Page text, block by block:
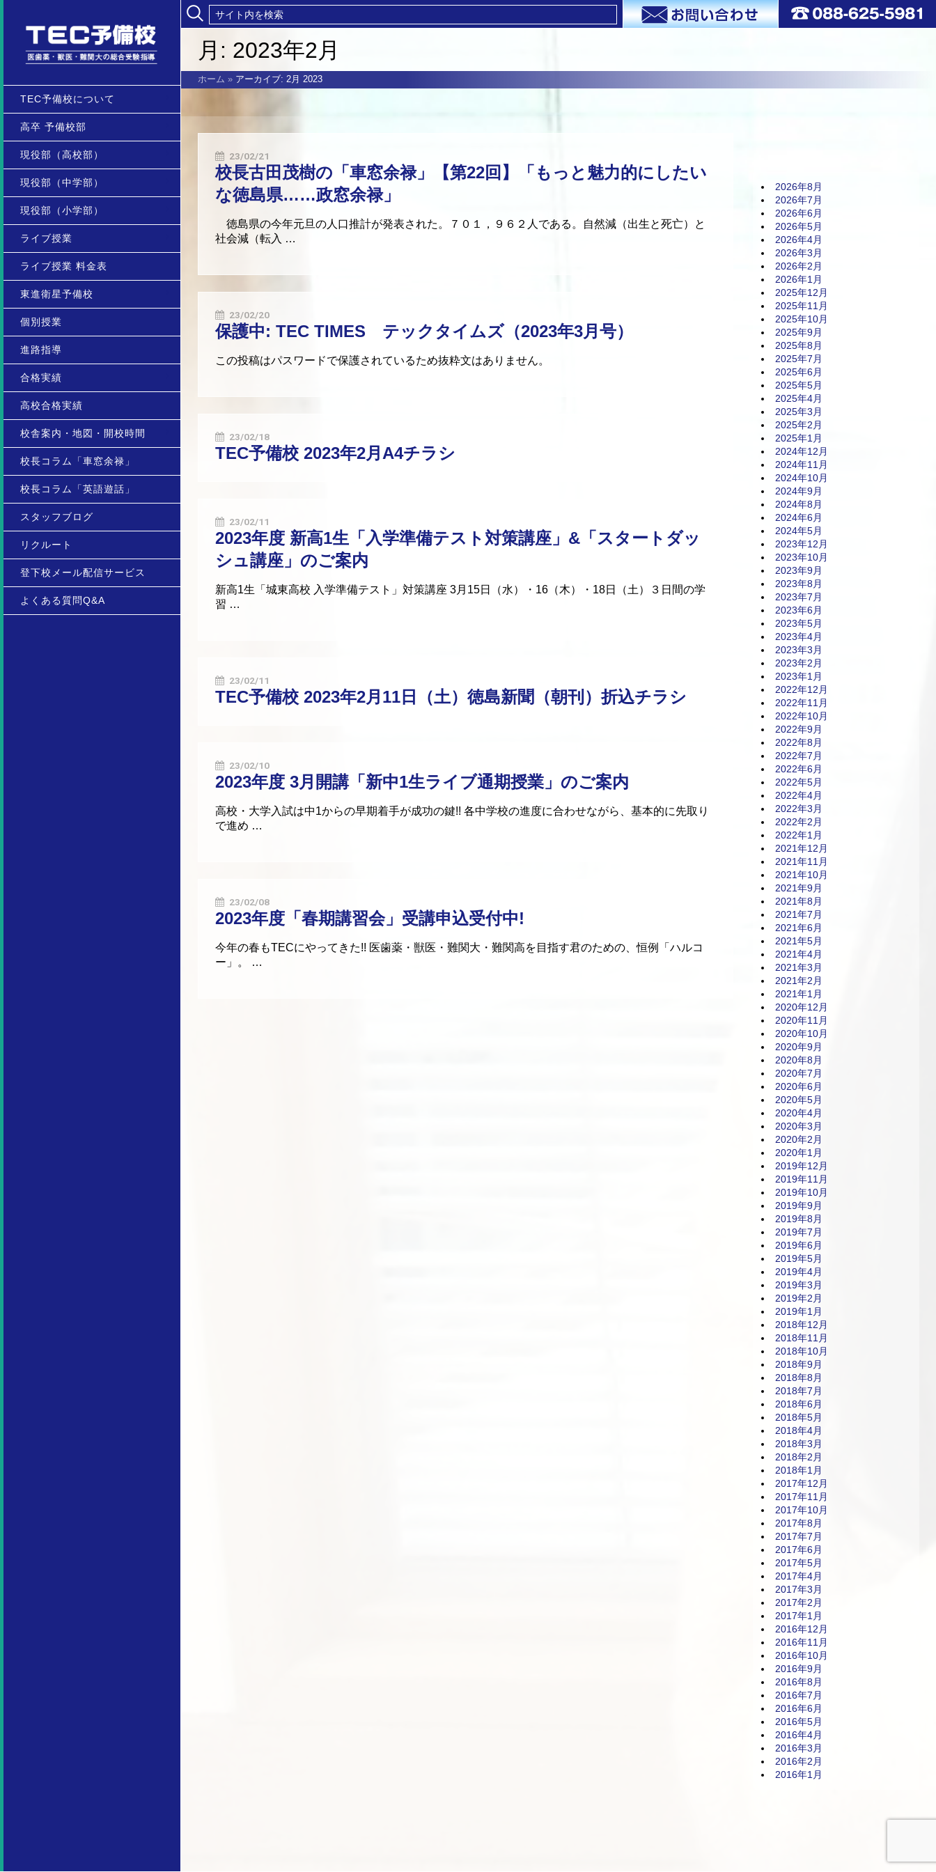
TEC予備校について
高卒 予備校部
現役部（高校部）
現役部（中学部）
現役部（小学部）
ライブ授業
ライブ授業 料金表
東進衛星予備校
個別授業
進路指導
合格実績
高校合格実績
校舎案内・地図・開校時間
校長コラム「車窓余禄」
校長コラム「英語遊話」
スタッフブログ
リクルート
登下校メール配信サービス
よくある質問Q&A
月: 2023年2月
ホーム » アーカイブ: 2月 2023
23/02/21
校長古田茂樹の「車窓余禄」【第22回】「もっと魅力的にしたい
な徳島県……政窓余禄」
徳島県の今年元旦の人口推計が発表された。７０１，９６２人である。自然減（出生と死亡）と
社会減（転入 …
23/02/20
保護中: TEC TIMES テックタイムズ（2023年3月号）
この投稿はパスワードで保護されているため抜粋文はありません。
23/02/18
TEC予備校 2023年2月A4チラシ
23/02/11
2023年度 新高1生「入学準備テスト対策講座」&「スタートダッ
シュ講座」のご案内
新高1生「城東高校 入学準備テスト」対策講座 3月15日（水）・16（木）・18日（土）３日間の学
習 …
23/02/11
TEC予備校 2023年2月11日（土）徳島新聞（朝刊）折込チラシ
23/02/10
2023年度 3月開講「新中1生ライブ通期授業」のご案内
高校・大学入試は中1からの早期着手が成功の鍵!! 各中学校の進度に合わせながら、基本的に先取り
で進め …
23/02/08
2023年度「春期講習会」受講申込受付中!
今年の春もTECにやってきた!! 医歯薬・獣医・難関大・難関高を目指す君のための、恒例「ハルコ
ー」。 …
2026年8月
2026年7月
2026年6月
2026年5月
2026年4月
2026年3月
2026年2月
2026年1月
2025年12月
2025年11月
2025年10月
2025年9月
2025年8月
2025年7月
2025年6月
2025年5月
2025年4月
2025年3月
2025年2月
2025年1月
2024年12月
2024年11月
2024年10月
2024年9月
2024年8月
2024年6月
2024年5月
2023年12月
2023年10月
2023年9月
2023年8月
2023年7月
2023年6月
2023年5月
2023年4月
2023年3月
2023年2月
2023年1月
2022年12月
2022年11月
2022年10月
2022年9月
2022年8月
2022年7月
2022年6月
2022年5月
2022年4月
2022年3月
2022年2月
2022年1月
2021年12月
2021年11月
2021年10月
2021年9月
2021年8月
2021年7月
2021年6月
2021年5月
2021年4月
2021年3月
2021年2月
2021年1月
2020年12月
2020年11月
2020年10月
2020年9月
2020年8月
2020年7月
2020年6月
2020年5月
2020年4月
2020年3月
2020年2月
2020年1月
2019年12月
2019年11月
2019年10月
2019年9月
2019年8月
2019年7月
2019年6月
2019年5月
2019年4月
2019年3月
2019年2月
2019年1月
2018年12月
2018年11月
2018年10月
2018年9月
2018年8月
2018年7月
2018年6月
2018年5月
2018年4月
2018年3月
2018年2月
2018年1月
2017年12月
2017年11月
2017年10月
2017年8月
2017年7月
2017年6月
2017年5月
2017年4月
2017年3月
2017年2月
2017年1月
2016年12月
2016年11月
2016年10月
2016年9月
2016年8月
2016年7月
2016年6月
2016年5月
2016年4月
2016年3月
2016年2月
2016年1月